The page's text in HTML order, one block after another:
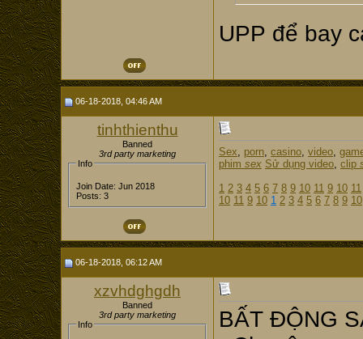
UPP để bay
06-18-2018, 04:46 AM
tinhthienthu
Banned
3rd party marketing
Info
Join Date: Jun 2018
Posts: 3
Sex, porn, casino, video,
phim sex Sử dụng video, clip
1 2 3 4 5 6 7 8 9 10 11 9 10 11
10 11 9 10 1 2 3 4 5 6 7 8 9 10
06-18-2018, 06:12 AM
xzvhdghgdh
Banned
3rd party marketing
Info
BẤT ĐỘNG